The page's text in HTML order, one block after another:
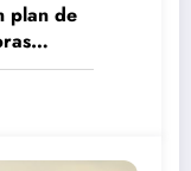
plan de